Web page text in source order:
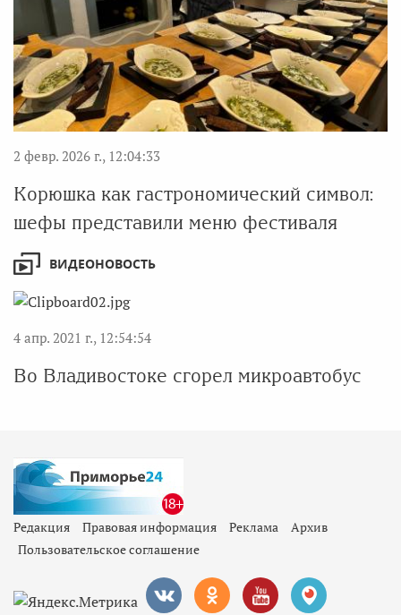
2 февр. 2026 г., 12:04:33
Корюшка как гастрономический символ:
шефы представили меню фестиваля
ВИДЕОНОВОСТЬ
4 апр. 2021 г., 12:54:54
Во Владивостоке сгорел микроавтобус
Редакция Правовая информация Реклама
Архив
Пользовательское соглашение